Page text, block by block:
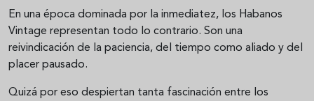
En una época dominada por la inmediatez, los Habanos
Vintage representan todo lo contrario. Son una
reivindicación de la paciencia, del tiempo como aliado y del
placer pausado.
Quizá por eso despiertan tanta fascinación entre los